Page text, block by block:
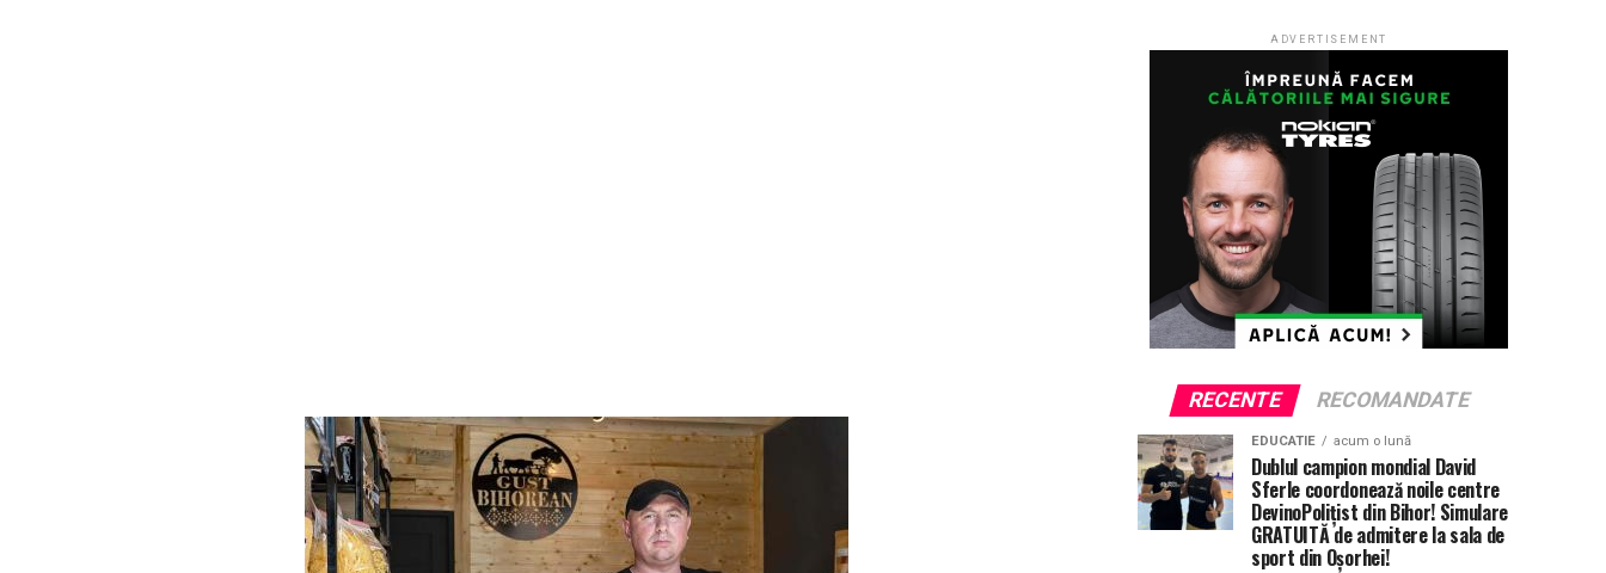
ADVERTISEMENT
RECENTE RECOMANDATE
EDUCATIE acum o lună
Dublul campion mondial David
Sferle coordonează noile centre
DevinoPolițist din Bihor! Simulare
GRATUITĂ de admitere la sala de
sport din Oșorhei!